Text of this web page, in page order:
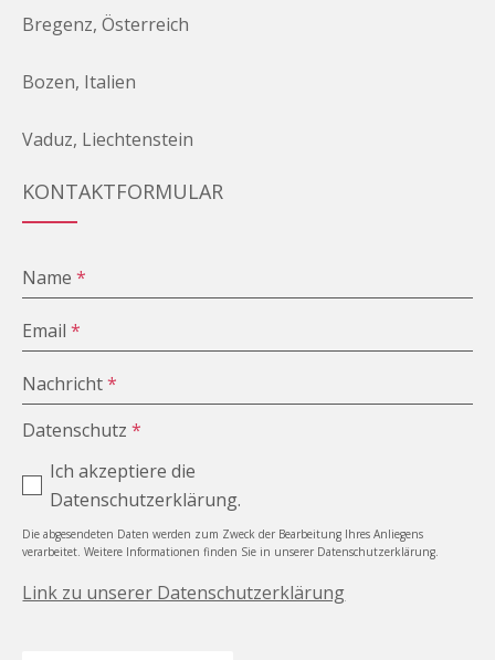
Bregenz, Österreich
Bozen, Italien
Vaduz, Liechtenstein
KONTAKTFORMULAR
Name*
Email*
Nachricht*
Datenschutz*
Ich akzeptiere die
Datenschutzerklärung.
Die abgesendeten Daten werden zum Zweck der Bearbeitung Ihres Anliegens
verarbeitet. Weitere Informationen finden Sie in unserer Datenschutzerklärung.
Link zu unserer Datenschutzerklärung